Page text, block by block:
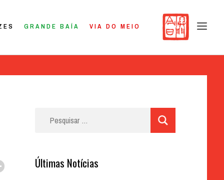
GRANDE BAÍA VIA DO MEIO
Últimas Notícias